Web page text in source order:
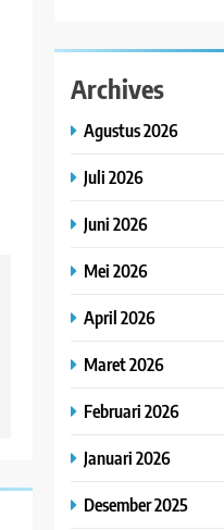
Archives
Agustus 2026
Juli 2026
Juni 2026
Mei 2026
April 2026
Maret 2026
Februari 2026
Januari 2026
Desember 2025